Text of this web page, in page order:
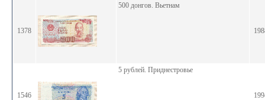
1378
500 донгов. Вьетнам
1546
5 рублей. Приднестровье